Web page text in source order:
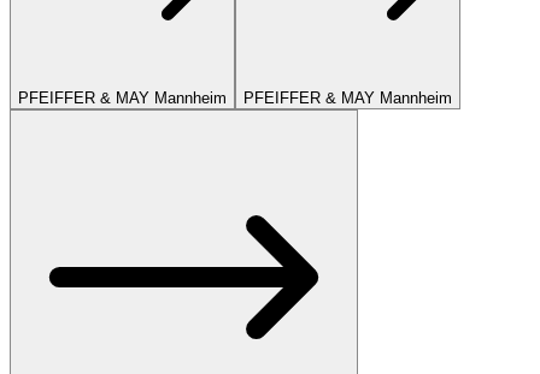
PFEIFFER & MAY Mannheim PFEIFFER & MAY Mannheim